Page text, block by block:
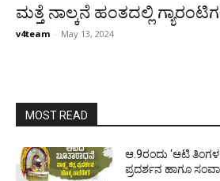
ಮತ್ತೆ ನಾಲ್ಕನೆ ಹಂತದಲ್ಲಿ
v4team - May 13, 2024
MOST READ
ಆ.9ರಂದು ‘ಆಟಿ ತಿಂಗಳ
ಪ್ರದರ್ಶನ ಹಾಗೂ